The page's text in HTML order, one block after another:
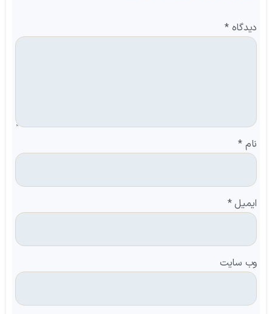
دیدگاه*
نام *
ایمیل*
وب‌ سایت